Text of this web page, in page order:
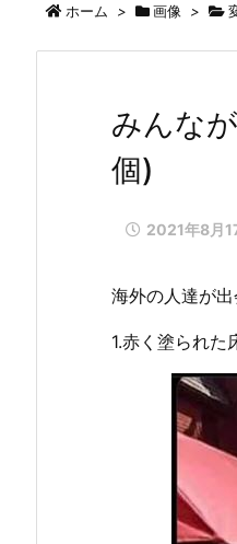
ホーム > 画像 >
みんな
個)
2021年8月
海外の人達が
1.赤く塗られた